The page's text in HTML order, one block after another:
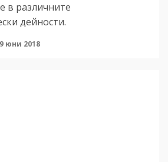
в различните
дейности.
юни 2018